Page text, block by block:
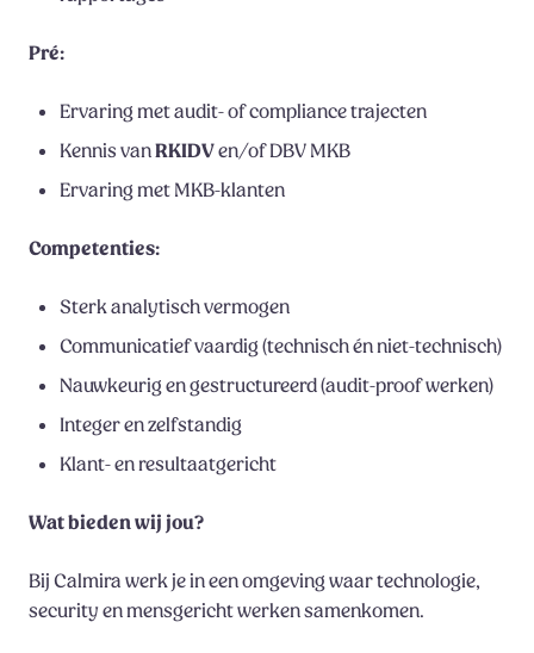
Pré:
Ervaring met audit- of compliance trajecten
Kennis vanRKIDVen/of DBV MKB
Ervaring met MKB-klanten
Competenties:
Sterk analytisch vermogen
Communicatief vaardig (technisch én niet-technisch)
Nauwkeurig en gestructureerd (audit-proof werken)
Integer en zelfstandig
Klant- en resultaatgericht
Wat bieden wij jou?
Bij Calmira werk je in een omgeving waar technologie,
security en mensgericht werken samenkomen.